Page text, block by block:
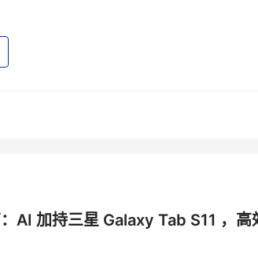
类，全方位推进智能提升和应用落地。在行业
品牌、70%的系统重要性银行及超5成985高
到无网安全，有网同样安全。这是联想与火
火山引擎的合作，就是为了更好地赋能服务
智能营销工具，已经支持了全国约300家
AI 加持三星 Galaxy Tab S11 ，高